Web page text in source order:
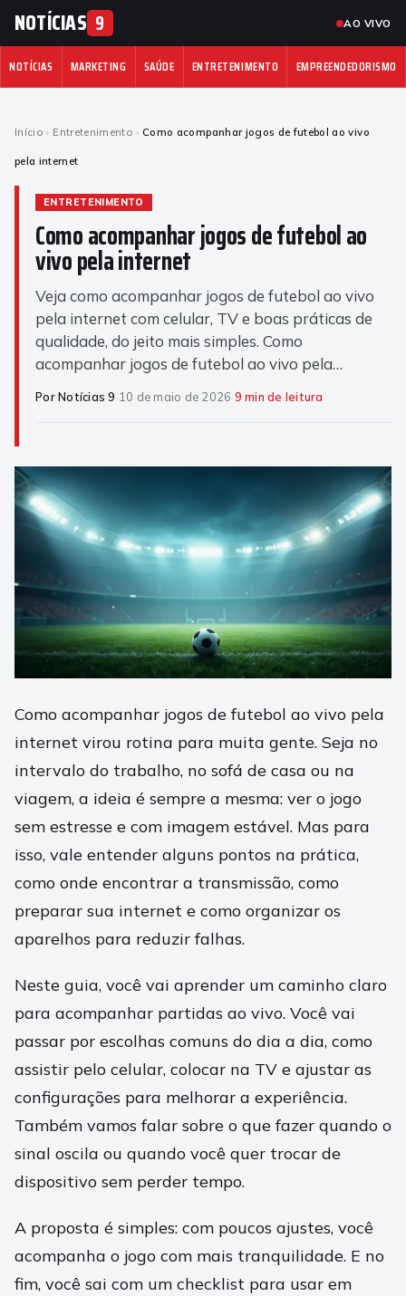
NOTÍCIAS 9 AO VIVO
NOTÍCIAS MARKETING SAÚDE ENTRETENIMENTO EMPREENDEDORISMO
Início › Entretenimento › Como acompanhar jogos de futebol ao vivo
pela internet
ENTRETENIMENTO
Como acompanhar jogos de futebol ao
vivo pela internet
Veja como acompanhar jogos de futebol ao vivo
pela internet com celular, TV e boas práticas de
qualidade, do jeito mais simples. Como
acompanhar jogos de futebol ao vivo pela…
Por Notícias 9·10 de maio de 2026·9 min de leitura
Como acompanhar jogos de futebol ao vivo pela
internet virou rotina para muita gente. Seja no
intervalo do trabalho, no sofá de casa ou na
viagem, a ideia é sempre a mesma: ver o jogo
sem estresse e com imagem estável. Mas para
isso, vale entender alguns pontos na prática,
como onde encontrar a transmissão, como
preparar sua internet e como organizar os
aparelhos para reduzir falhas.
Neste guia, você vai aprender um caminho claro
para acompanhar partidas ao vivo. Você vai
passar por escolhas comuns do dia a dia, como
assistir pelo celular, colocar na TV e ajustar as
configurações para melhorar a experiência.
Também vamos falar sobre o que fazer quando o
sinal oscila ou quando você quer trocar de
dispositivo sem perder tempo.
A proposta é simples: com poucos ajustes, você
acompanha o jogo com mais tranquilidade. E no
fim, você sai com um checklist para usar em